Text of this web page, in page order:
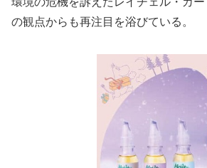
の観点からも再注目を浴びている。